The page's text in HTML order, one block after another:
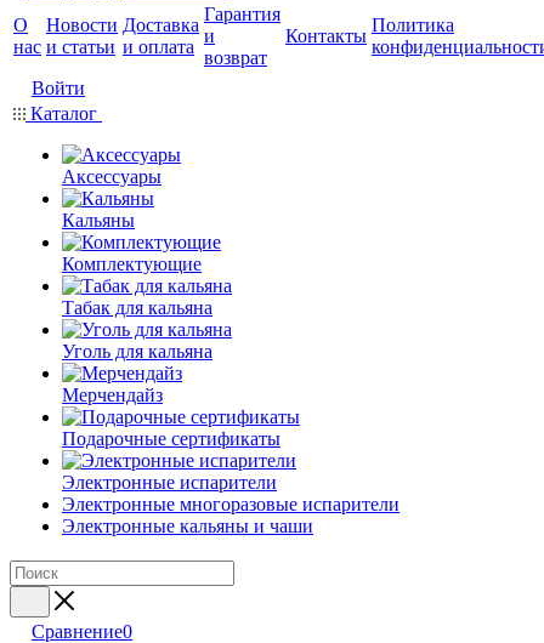
О
нас
Новости
и статьи
Доставка
и оплата
Гарантия
и
возврат
Контакты
Политика
Войти
Каталог
Аксессуары
Кальяны
Комплектующие
Табак для кальяна
Уголь для кальяна
Мерчендайз
Подарочные сертификаты
Электронные испарители
Электронные многоразовые испарители
Электронные кальяны и чаши
Сравнение0